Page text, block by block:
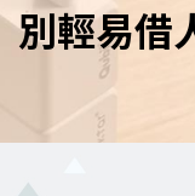
別輕易借